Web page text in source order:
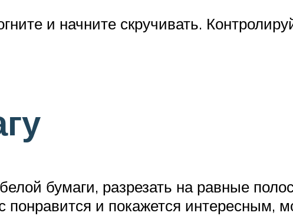
и начните скручивать.
бумаги, разрезать на равные
понравится и покажется интересным,